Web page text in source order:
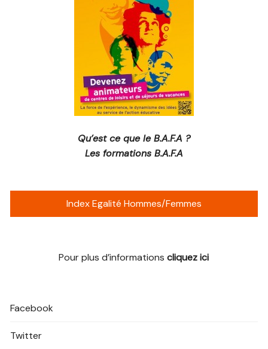
Qu’est ce que le B.A.F.A ?
Les formations B.A.F.A
Index Egalité Hommes/Femmes
Pour plus d’informationscliquez ici
Facebook
Twitter